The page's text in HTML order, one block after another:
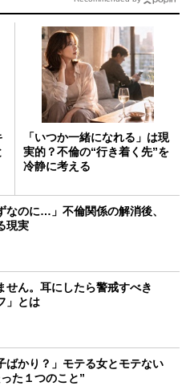
「いつか一緒になれる」は現
実的？不倫の“行き着く先”を
冷静に考える
なのに…」不倫関係の解消後、
現実
せん。耳にしたら警戒すべき
」とは
ばかり？」モテる女とモテない
た１つのこと”